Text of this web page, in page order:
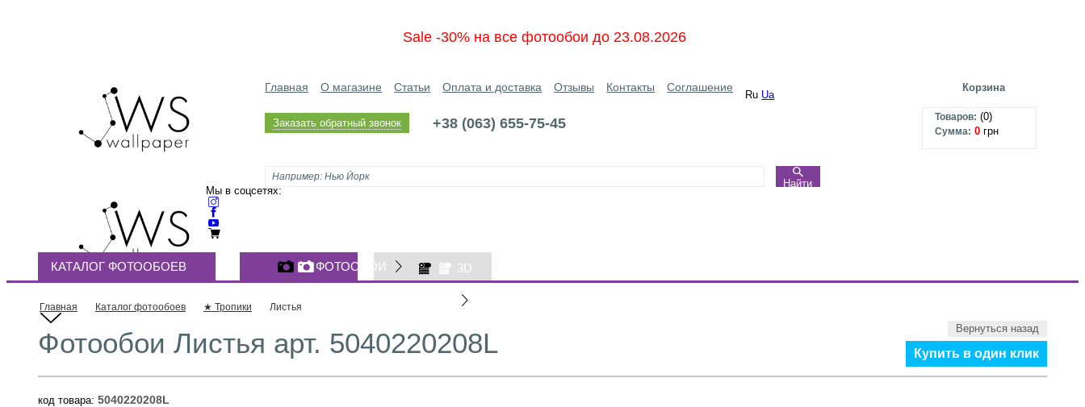
Sale -30% на все фотообои до 23.08.2026
Главная О магазине Статьи Оплата и доставка Отзывы Контакты Соглашение
Ru Ua
Заказать обратный звонок +38 (063) 655-75-45
Найти
Корзина
Товаров: (0)
Сумма: 0 грн
Мы в соцсетях:
ФОТООБОИ 3D
КАТАЛОГ ФОТООБОЕВ
Главная Каталог фотообоев ★ Тропики Листья
Вернуться назад
Купить в один клик
Фотообои Листья арт. 5040220208L
код товара: 5040220208L